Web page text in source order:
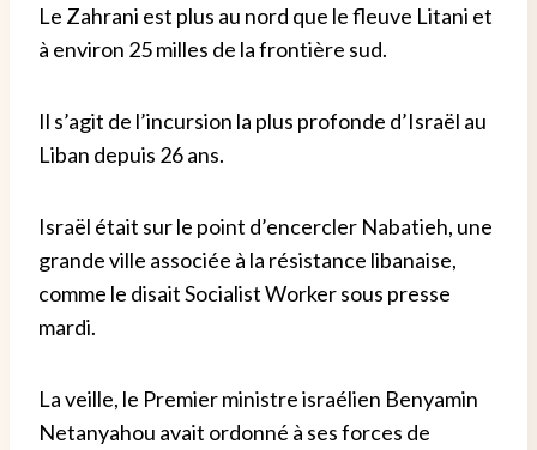
Le Zahrani est plus au nord que le fleuve Litani et
à environ 25 milles de la frontière sud.
Il s’agit de l’incursion la plus profonde d’Israël au
Liban depuis 26 ans.
Israël était sur le point d’encercler Nabatieh, une
grande ville associée à la résistance libanaise,
comme le disait Socialist Worker sous presse
mardi.
La veille, le Premier ministre israélien Benyamin
Netanyahou avait ordonné à ses forces de